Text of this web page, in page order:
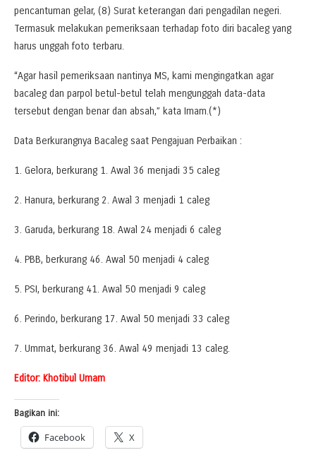
pencantuman gelar, (8) Surat keterangan dari pengadilan negeri.
Termasuk melakukan pemeriksaan terhadap foto diri bacaleg yang
harus unggah foto terbaru.
“Agar hasil pemeriksaan nantinya MS, kami mengingatkan agar
bacaleg dan parpol betul-betul telah mengunggah data-data
tersebut dengan benar dan absah,” kata Imam.(*)
Data Berkurangnya Bacaleg saat Pengajuan Perbaikan :
1. Gelora, berkurang 1. Awal 36 menjadi 35 caleg
2. Hanura, berkurang 2. Awal 3 menjadi 1 caleg
3. Garuda, berkurang 18. Awal 24 menjadi 6 caleg
4. PBB, berkurang 46. Awal 50 menjadi 4 caleg
5. PSI, berkurang 41. Awal 50 menjadi 9 caleg
6. Perindo, berkurang 17. Awal 50 menjadi 33 caleg
7. Ummat, berkurang 36. Awal 49 menjadi 13 caleg.
Editor: Khotibul Umam
Bagikan ini:
Facebook X